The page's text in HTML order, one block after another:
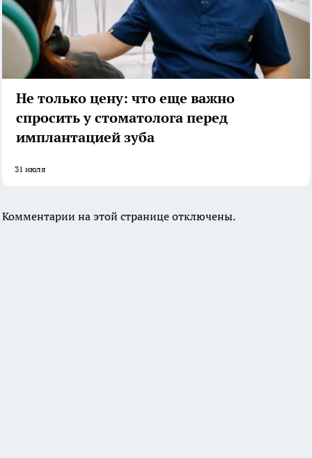
Не только цену: что еще важно
спросить у стоматолога перед
имплантацией зуба
31 июля
Комментарии на этой странице отключены.